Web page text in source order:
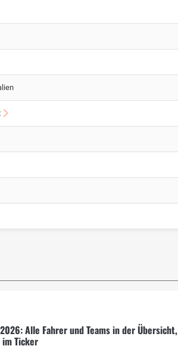
Alle Fahrer und Teams in der Übersicht,
im Ticker